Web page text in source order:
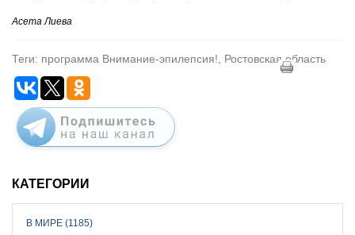
Асета Лиева
Теги: программа Внимание-эпилепсия!, Ростовская область
КАТЕГОРИИ
В МИРЕ (1185)